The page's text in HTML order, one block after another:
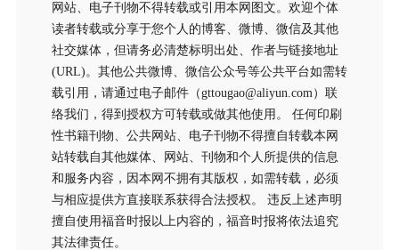
网站、电子刊物不得转载或引用本网图文。欢迎个体
读者转载或分享于您个人的博客、微博、微信及其他
社交媒体，但请务必清楚标明出处、作者与链接地址
(URL)。其他公共微博、微信公众号等公共平台如需转
载引用，请通过电子邮件（gttougao@aliyun.com）联
络我们，得到授权方可转载或做其他使用。 任何印刷
性书籍刊物、公共网站、电子刊物不得擅自转载本网
站转载自其他媒体、网站、刊物和个人所提供的信息
和服务内容，因本网不拥有其版权，如需转载，必须
与相应提供方直接联系获得合法授权。 违反上述声明
擅自使用福音时报以上内容的，福音时报将依法追究
其法律责任。